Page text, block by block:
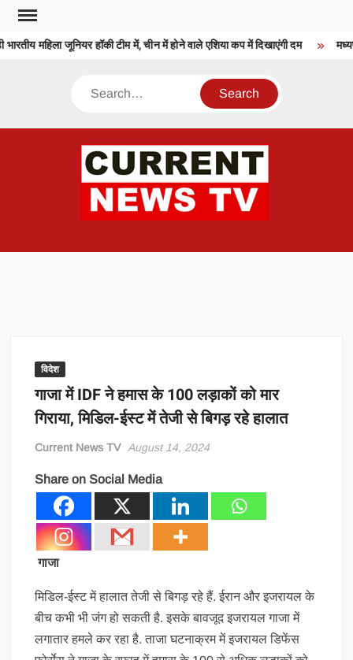
Skip
contentमहिला जूनियर हॉकी टीम में, चीन में होने वाले एशिया कप में दिखाएंगी दम
Search
विदेश
गाजा में IDF ने हमास के 100 लड़ाकों को मार
गिराया, मिडिल-ईस्ट में तेजी से बिगड़ रहे हालात
Current News TV August 14, 2024
Share on Social Media
गाजा
मिडिल-ईस्ट में हालात तेजी से बिगड़ रहे हैं. ईरान और इजरायल के
बीच कभी भी जंग हो सकती है. इसके बावजूद इजरायल गाजा में
लगातार हमले कर रहा है. ताजा घटनाक्रम में इजरायल डिफेंस